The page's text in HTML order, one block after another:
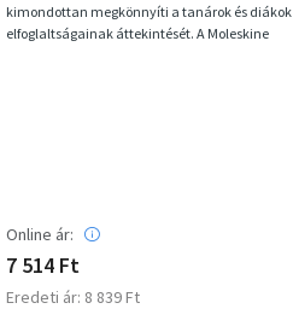
kimondottan megkönnyíti a tanárok és diákok
elfoglaltságainak áttekintését. A Moleskine
Online ár:
7 514 Ft
Eredeti ár: 8 839 Ft